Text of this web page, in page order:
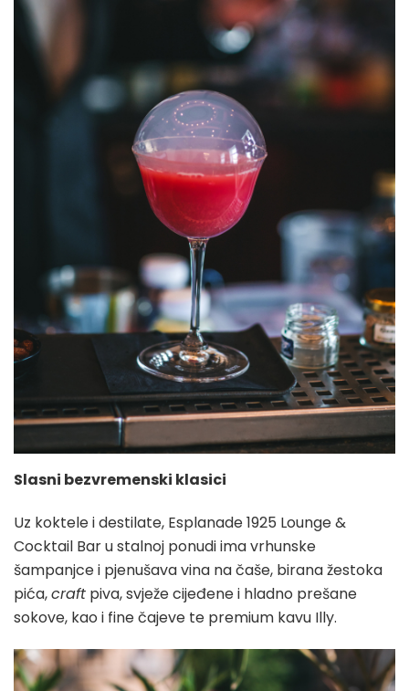
Slasni bezvremenski klasici
Uz koktele i destilate, Esplanade 1925 Lounge &
Cocktail Bar u stalnoj ponudi ima vrhunske
šampanjce i pjenušava vina na čaše, birana žestoka
pića,craft piva, svježe cijeđene i hladno prešane
sokove, kao i fine čajeve te premium kavu Illy.